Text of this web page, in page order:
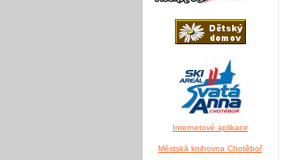
Internetové aplikace
Městská knihovna Chotěboř